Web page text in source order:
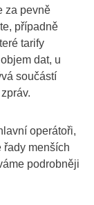
za pevně
případně
tarify
dat, u
součástí
operátoři,
řady menších
podrobněji